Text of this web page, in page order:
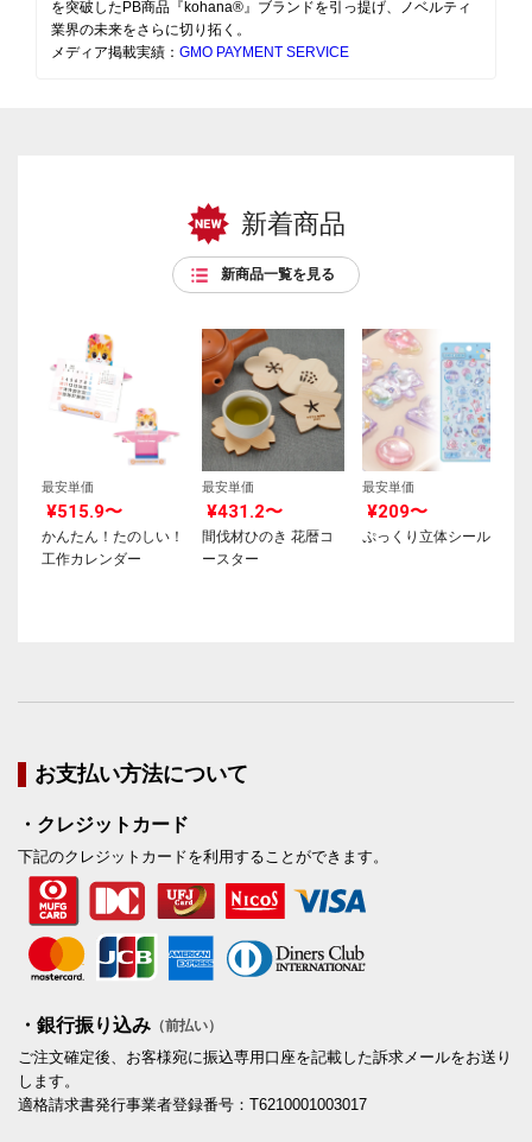
を突破したPB商品『kohana®』ブランドを引っ提げ、ノベルティ
業界の未来をさらに切り拓く。
メディア掲載実績： GMO PAYMENT SERVICE
新着商品
新商品一覧を見る
最安単価
¥515.9〜
かんたん！たのしい！
工作カレンダー
最安単価
¥431.2〜
間伐材ひのき 花暦コ
ースター
最安単価
¥209〜
ぷっくり立体シール
お支払い方法について
・クレジットカード
下記のクレジットカードを利用することができます。
・銀行振り込み （前払い）
ご注文確定後、お客様宛に振込専用口座を記載した訴求メールをお送り
します。
適格請求書発行事業者登録番号：T6210001003017